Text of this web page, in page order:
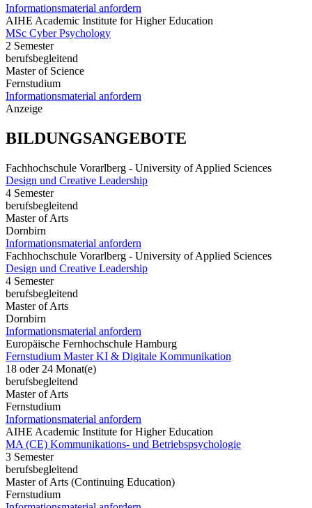
Informationsmaterial anfordern
AIHE Academic Institute for Higher Education
MSc Cyber Psychology
2 Semester
berufsbegleitend
Master of Science
Fernstudium
Informationsmaterial anfordern
Anzeige
BILDUNGSANGEBOTE
Fachhochschule Vorarlberg - University of Applied Sciences
Design und Creative Leadership
4 Semester
berufsbegleitend
Master of Arts
Dornbirn
Informationsmaterial anfordern
Fachhochschule Vorarlberg - University of Applied Sciences
Design und Creative Leadership
4 Semester
berufsbegleitend
Master of Arts
Dornbirn
Informationsmaterial anfordern
Europäische Fernhochschule Hamburg
Fernstudium Master KI & Digitale Kommunikation
18 oder 24 Monat(e)
berufsbegleitend
Master of Arts
Fernstudium
Informationsmaterial anfordern
AIHE Academic Institute for Higher Education
MA (CE) Kommunikations- und Betriebspsychologie
3 Semester
berufsbegleitend
Master of Arts (Continuing Education)
Fernstudium